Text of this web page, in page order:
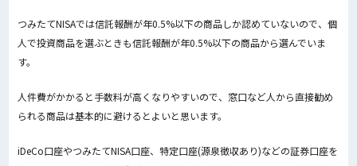
つみたてNISAでは信託報酬が年0.5%以下の商品しか認めていないので、個
人で投資商品を選ぶときも信託報酬が年0.5%以下の商品から選んでいま
す。
人件費がかかると手数料が高くなりやすいので、窓口など人から直接勧め
られる商品は基本的に避けるとよいと思います。
iDeCo口座やつみたてNISA口座、特定口座(源泉徴収あり)などの証券口座を